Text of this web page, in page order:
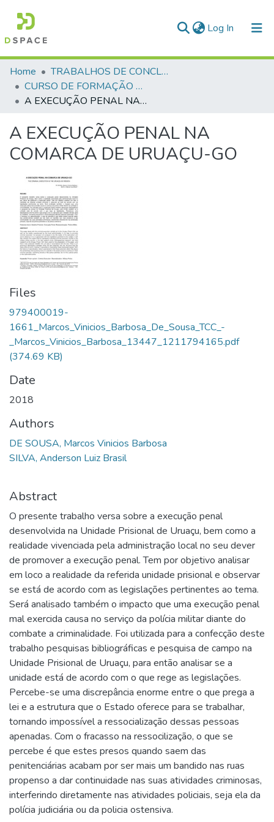
Log In (current)
Communities & Collections
All of DSpace
Home
TRABALHOS DE CONCLUSÃO DE CURSO - CFP (CURSO DE FORMAÇÃO DE PRAÇAS)
CURSO DE FORMAÇÃO DE PRAÇAS - CFP - 2018
A EXECUÇÃO PENAL NA COMARCA DE URUAÇU-GO
A EXECUÇÃO PENAL NA
COMARCA DE URUAÇU-GO
Files
979400019-
1661_Marcos_Vinicios_Barbosa_De_Sousa_TCC_-
_Marcos_Vinicios_Barbosa_13447_1211794165.pdf
(374.69 KB)
Date
2018
Authors
DE SOUSA, Marcos Vinicios Barbosa
SILVA, Anderson Luiz Brasil
Abstract
O presente trabalho versa sobre a execução penal
desenvolvida na Unidade Prisional de Uruaçu, bem como a
realidade vivenciada pela administração local no seu dever
de promover a execução penal. Tem por objetivo analisar
em loco a realidade da referida unidade prisional e observar
se está de acordo com as legislações pertinentes ao tema.
Será analisado também o impacto que uma execução penal
mal exercida causa no serviço da polícia militar diante do
combate a criminalidade. Foi utilizada para a confecção deste
trabalho pesquisas bibliográficas e pesquisa de campo na
Unidade Prisional de Uruaçu, para então analisar se a
unidade está de acordo com o que rege as legislações.
Percebe-se uma discrepância enorme entre o que prega a
lei e a estrutura que o Estado oferece para se trabalhar,
tornando impossível a ressocialização dessas pessoas
apenadas. Com o fracasso na ressocilização, o que se
percebe é que estes presos quando saem das
penitenciárias acabam por ser mais um bandido nas ruas
propenso a dar continuidade nas suas atividades criminosas,
interferindo diretamente nas atividades policiais, seja ela da
polícia judiciária ou da policia ostensiva.